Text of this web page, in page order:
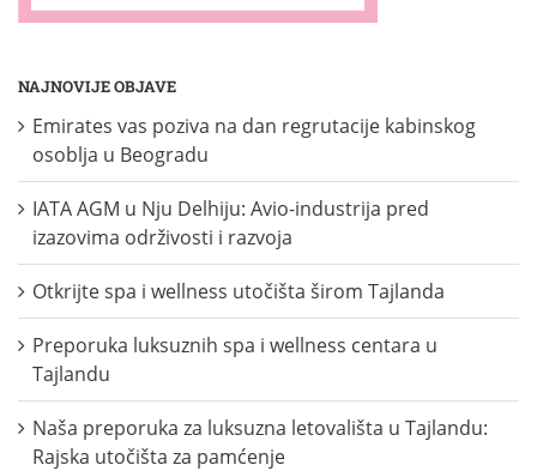
NAJNOVIJE OBJAVE
Emirates vas poziva na dan regrutacije kabinskog
osoblja u Beogradu
IATA AGM u Nju Delhiju: Avio-industrija pred
izazovima održivosti i razvoja
Otkrijte spa i wellness utočišta širom Tajlanda
Preporuka luksuznih spa i wellness centara u
Tajlandu
Naša preporuka za luksuzna letovališta u Tajlandu:
Rajska utočišta za pamćenje